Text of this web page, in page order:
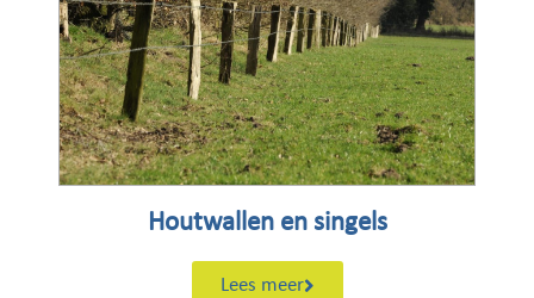
Houtwallen en singels
Lees meer